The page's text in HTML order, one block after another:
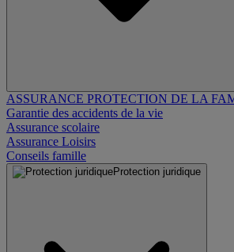
ASSURANCE PROTECTION DE LA
Garantie des accidents de la vie
Assurance scolaire
Assurance Loisirs
Conseils famille
Protection juridique